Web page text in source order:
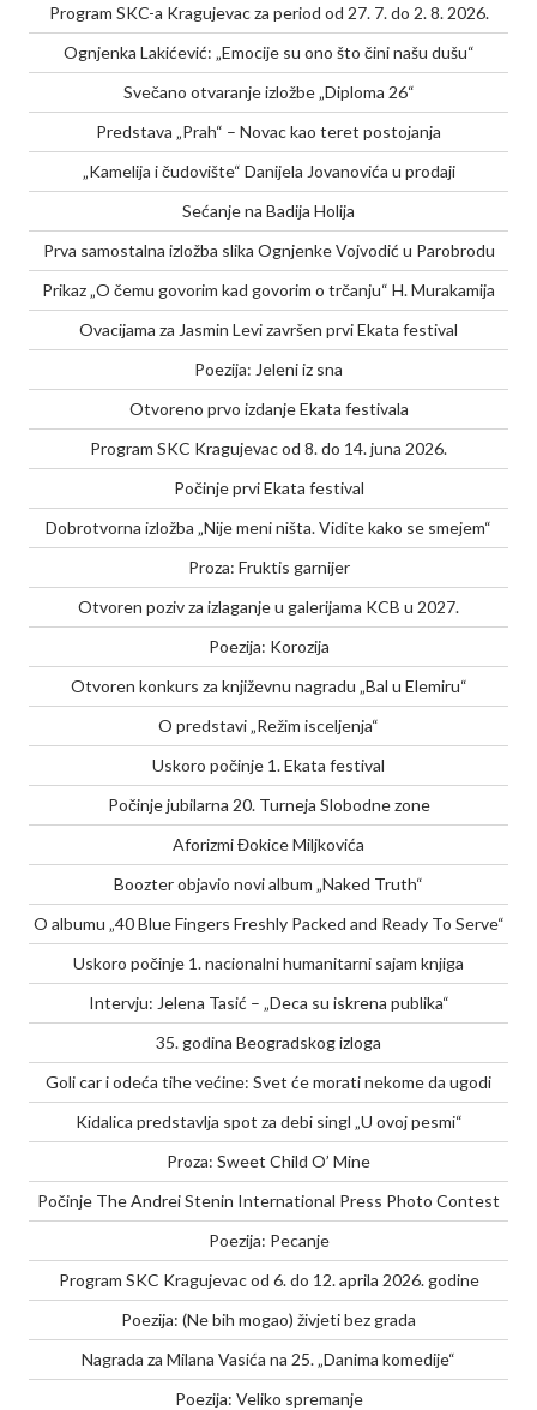
Program SKC-a Kragujevac za period od 27. 7. do 2. 8. 2026.
Ognjenka Lakićević: „Emocije su ono što čini našu dušu“
Svečano otvaranje izložbe „Diploma 26“
Predstava „Prah“ – Novac kao teret postojanja
„Kamelija i čudovište“ Danijela Jovanovića u prodaji
Sećanje na Badija Holija
Prva samostalna izložba slika Ognjenke Vojvodić u Parobrodu
Prikaz „O čemu govorim kad govorim o trčanju“ H. Murakamija
Ovacijama za Jasmin Levi završen prvi Ekata festival
Poezija: Jeleni iz sna
Otvoreno prvo izdanje Ekata festivala
Program SKC Kragujevac od 8. do 14. juna 2026.
Počinje prvi Ekata festival
Dobrotvorna izložba „Nije meni ništa. Vidite kako se smejem“
Proza: Fruktis garnijer
Otvoren poziv za izlaganje u galerijama KCB u 2027.
Poezija: Korozija
Otvoren konkurs za književnu nagradu „Bal u Elemiru“
O predstavi „Režim isceljenja“
Uskoro počinje 1. Ekata festival
Počinje jubilarna 20. Turneja Slobodne zone
Aforizmi Đokice Miljkovića
Boozter objavio novi album „Naked Truth“
O albumu „40 Blue Fingers Freshly Packed and Ready To Serve“
Uskoro počinje 1. nacionalni humanitarni sajam knjiga
Intervju: Jelena Tasić – „Deca su iskrena publika“
35. godina Beogradskog izloga
Goli car i odeća tihe većine: Svet će morati nekome da ugodi
Kidalica predstavlja spot za debi singl „U ovoj pesmi“
Proza: Sweet Child O’ Mine
Počinje The Andrei Stenin International Press Photo Contest
Poezija: Pecanje
Program SKC Kragujevac od 6. do 12. aprila 2026. godine
Poezija: (Ne bih mogao) živjeti bez grada
Nagrada za Milana Vasića na 25. „Danima komedije“
Poezija: Veliko spremanje